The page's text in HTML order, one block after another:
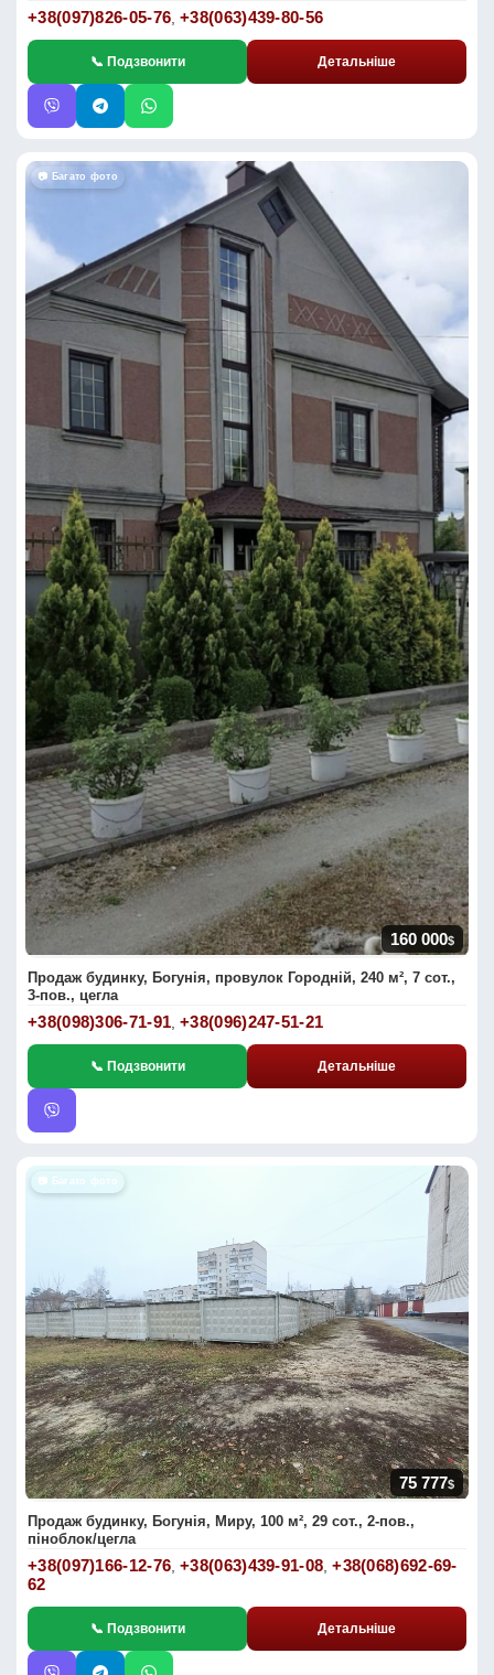
+38(097)826-05-76 ,+38(063)439-80-56
📞 Подзвонити Детальніше
📷 Багато фото
160 000$
Продаж будинку, Богунія, провулок Городній, 240 м², 7 сот.,
3-пов., цегла
+38(098)306-71-91 ,+38(096)247-51-21
📞 Подзвонити Детальніше
📷 Багато фото
75 777$
Продаж будинку, Богунія, Миру, 100 м², 29 сот., 2-пов.,
піноблок/цегла
+38(097)166-12-76 ,+38(063)439-91-08 ,+38(068)692-69-
62
📞 Подзвонити Детальніше